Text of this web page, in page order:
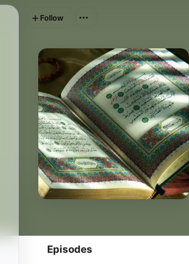
Follow
Episodes